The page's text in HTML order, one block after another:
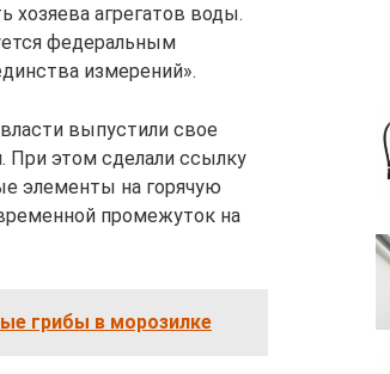
хозяева агрегатов воды.
федеральным
измерений».
выпустили свое
При этом сделали ссылку
элементы на горячую
промежуток на
грибы в морозилке